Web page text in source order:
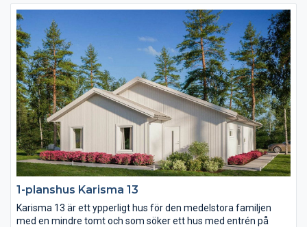
härlig uteplats i vinkel, en separat barnavdelning och alla
bekvämligheter inom nära räckhåll.
1-planshus Karisma 13
Karisma 13 är ett ypperligt hus för den medelstora familjen
med en mindre tomt och som söker ett hus med entrén på